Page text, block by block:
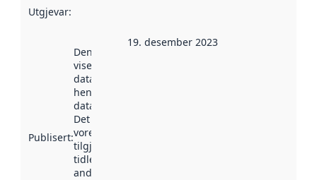
Utgjevar:
Publisert:
Denne datoen
viser når
datasettet vart
henta inn av
data.norge.no.
Det kan ha
vore
tilgjengeleg
tidlegare
andre stader.
19. desember 2023